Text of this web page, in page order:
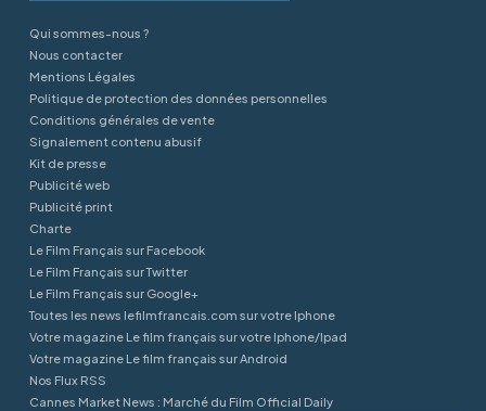
Qui sommes-nous ?
Nous contacter
Mentions Légales
Politique de protection des données personnelles
Conditions générales de vente
Signalement contenu abusif
Kit de presse
Publicité web
Publicité print
Charte
Le Film Français sur Facebook
Le Film Français sur Twitter
Le Film Français sur Google+
Toutes les news lefilmfrancais.com sur votre Iphone
Votre magazine Le film français sur votre Iphone/Ipad
Votre magazine Le film français sur Android
Nos Flux RSS
Cannes Market News : Marché du Film Official Daily